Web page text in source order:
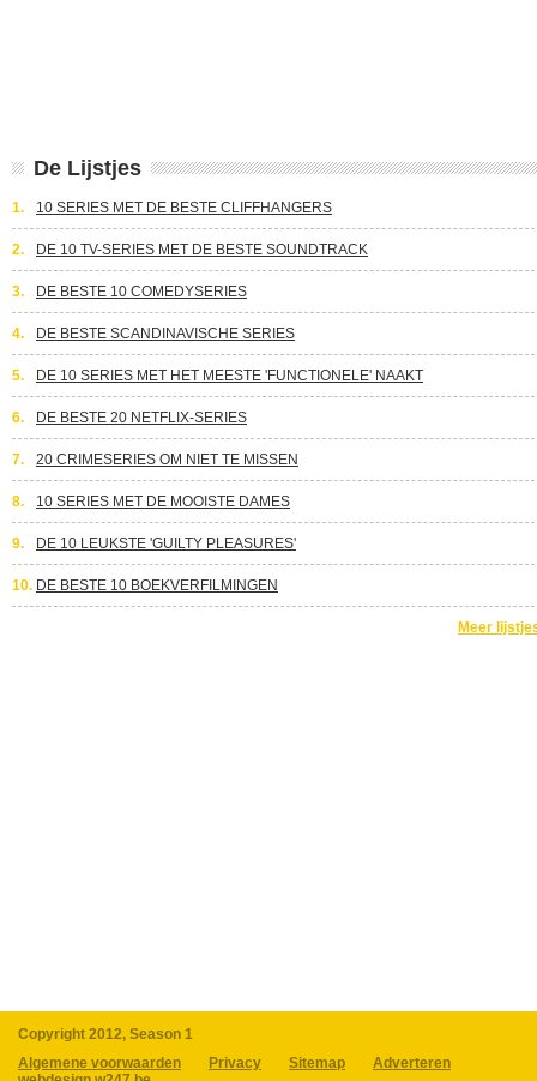
De Lijstjes
1. 10 SERIES MET DE BESTE CLIFFHANGERS
2. DE 10 TV-SERIES MET DE BESTE SOUNDTRACK
3. DE BESTE 10 COMEDYSERIES
4. DE BESTE SCANDINAVISCHE SERIES
5. DE 10 SERIES MET HET MEESTE 'FUNCTIONELE' NAAKT
6. DE BESTE 20 NETFLIX-SERIES
7. 20 CRIMESERIES OM NIET TE MISSEN
8. 10 SERIES MET DE MOOISTE DAMES
9. DE 10 LEUKSTE 'GUILTY PLEASURES'
10. DE BESTE 10 BOEKVERFILMINGEN
Meer
Copyright 2012, Season 1
Algemene voorwaarden
Privacy Sitemap
Adverteren